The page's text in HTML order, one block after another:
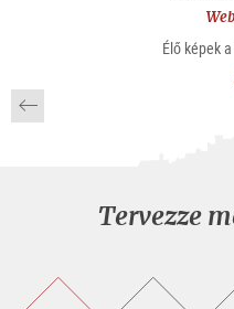
Élő képek
Tervezze